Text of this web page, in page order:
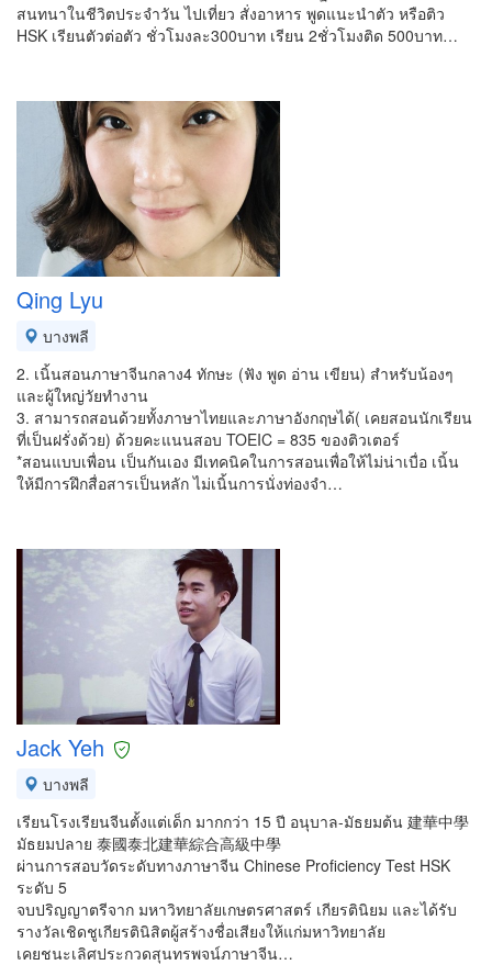
สนทนาในชีวิตประจำวัน ไปเที่ยว สั่งอาหาร พูดแนะนำตัว หรือติว
HSK เรียนตัวต่อตัว ชั่วโมงละ300บาท เรียน 2ชั่วโมงติด 500บาท…
Qing Lyu
บางพลี
2. เนิ้นสอนภาษาจีนกลาง4 ทักษะ (ฟัง พูด อ่าน เขียน) สำหรับน้องๆ
และผู้ใหญ่วัยทำงาน
3. สามารถสอนด้วยทั้งภาษาไทยและภาษาอังกฤษได้( เคยสอนนักเรียน
ที่เป็นฝรั่งด้วย) ด้วยคะแนนสอบ TOEIC = 835 ของติวเตอร์
*สอนแบบเพื่อน เป็นกันเอง มีเทคนิคในการสอนเพื่อให้ไม่น่าเบื่อ เนิ้น
ให้มีการฝึกสื่อสารเป็นหลัก ไม่เนิ้นการนั่งท่องจำ…
Jack Yeh
บางพลี
เรียนโรงเรียนจีนตั้งแต่เด็ก มากกว่า 15 ปี อนุบาล-มัธยมต้น 建華中學
มัธยมปลาย 泰國泰北建華綜合高級中學
ผ่านการสอบวัดระดับทางภาษาจีน Chinese Proficiency Test HSK
ระดับ 5
จบปริญญาตรีจาก มหาวิทยาลัยเกษตรศาสตร์ เกียรตินิยม และได้รับ
รางวัลเชิดชูเกียรตินิสิตผู้สร้างชื่อเสียงให้แก่มหาวิทยาลัย
เคยชนะเลิศประกวดสุนทรพจน์ภาษาจีน…